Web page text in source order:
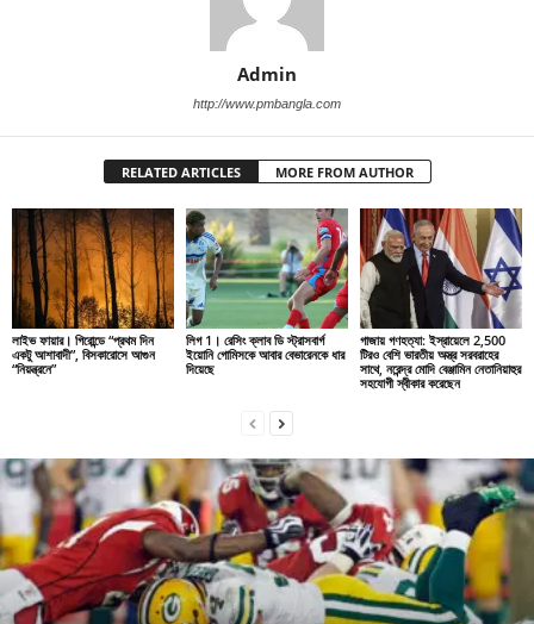
Admin
http://www.pmbangla.com
RELATED ARTICLES MORE FROM AUTHOR
লাইভ ফায়ার। গিরোন্ডে “প্রথম দিন
একটু আশাবাদী”, বিসকারোসে আগুন
“নিয়ন্ত্রনে”
লিগ 1। রেসিং ক্লাব ডি স্ট্রাসবার্গ
ইয়োনি গোমিসকে আবার বেভারেনকে ধার
দিয়েছে
গাজায় গণহত্যা: ইস্রায়েলে 2,500
টিরও বেশি ভারতীয় অস্ত্র সরবরাহের
সাথে, নরেন্দ্র মোদি বেঞ্জামিন নেতানিয়াহুর
সহযোগী স্বীকার করেছেন